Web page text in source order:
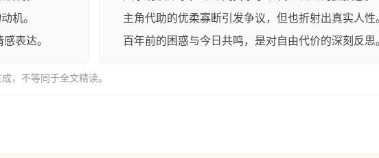
机。
表达。
主角代助的优柔寡断引发争议，但也折射出真实人性
百年前的困惑与今日共鸣，是对自由代价的深刻反思
，不等同于全文精读。